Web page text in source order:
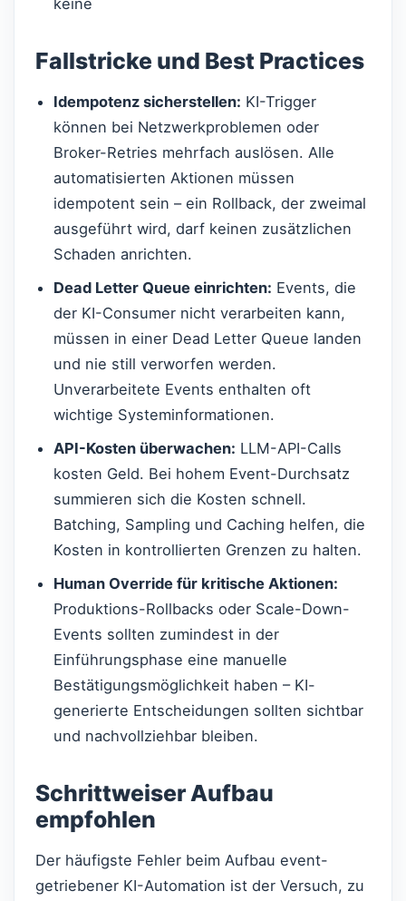
keine
Fallstricke und Best Practices
Idempotenz sicherstellen: KI-Trigger
können bei Netzwerkproblemen oder
Broker-Retries mehrfach auslösen. Alle
automatisierten Aktionen müssen
idempotent sein – ein Rollback, der zweimal
ausgeführt wird, darf keinen zusätzlichen
Schaden anrichten.
Dead Letter Queue einrichten: Events, die
der KI-Consumer nicht verarbeiten kann,
müssen in einer Dead Letter Queue landen
und nie still verworfen werden.
Unverarbeitete Events enthalten oft
wichtige Systeminformationen.
API-Kosten überwachen: LLM-API-Calls
kosten Geld. Bei hohem Event-Durchsatz
summieren sich die Kosten schnell.
Batching, Sampling und Caching helfen, die
Kosten in kontrollierten Grenzen zu halten.
Human Override für kritische Aktionen:
Produktions-Rollbacks oder Scale-Down-
Events sollten zumindest in der
Einführungsphase eine manuelle
Bestätigungsmöglichkeit haben – KI-
generierte Entscheidungen sollten sichtbar
und nachvollziehbar bleiben.
Schrittweiser Aufbau
empfohlen
Der häufigste Fehler beim Aufbau event-
getriebener KI-Automation ist der Versuch, zu